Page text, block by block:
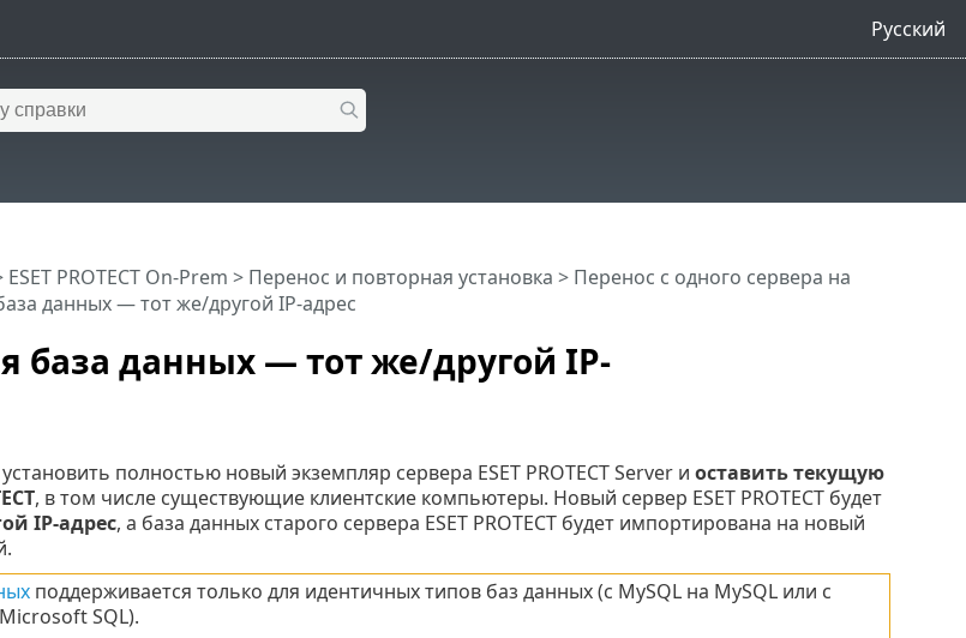
Русский
база данных — тот же/другой IP-
ESET PROTECT On-Prem > Перенос и повторная установка > Перенос с одного сервера на
данных — тот же/другой IP-адрес
полностью новый экземпляр сервера ESET PROTECT Server и оставить текущую
, в том числе существующие клиентские компьютеры. Новый сервер ESET PROTECT будет
IP-адрес, а база данных старого сервера ESET PROTECT будет импортирована на новый
поддерживается только для идентичных типов баз данных (с MySQL на MySQL или с
SQL).